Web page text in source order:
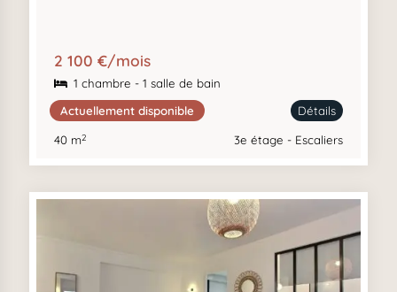
2 100 €/mois
1 chambre - 1 salle de bain
Actuellement disponible
Détails
40 m2 3e étage - Escaliers